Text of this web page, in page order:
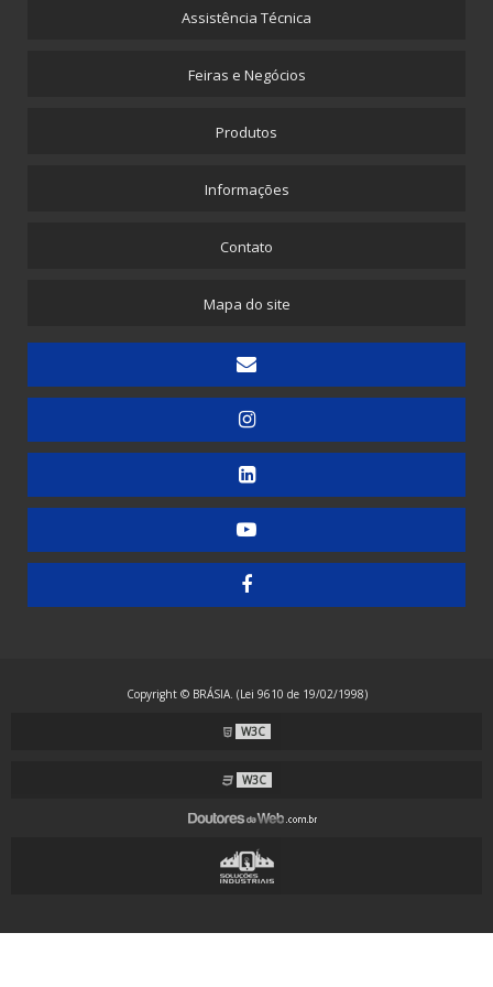
Máquina para Propé Plástico com Elástico
Picotadeira - Saco Picotado em Rolo
Embaladora de Canudinhos - 1 unidade
Embaladora de Canudinhos - Até 200 unidades
Embaladora de Doces
Embaladora de Guardanapos - Automática
Embaladora de Guardanapos - Manual
Embaladora de Resma - Grandes Formatos
Embaladora Envelopadora Stretch
Embaladora Flow Pack - Grande Porte
Embaladora Flow Pack - Standard
Embaladora Flow Pack com Alimentação Automática
Embaladora Flow Pack para Guardanapos
Assistência Técnica
Feiras e Negócios
Produtos
Informações
Contato
Mapa do site
Copyright © BRÁSIA. (Lei 9610 de 19/02/1998)
W3C
W3C